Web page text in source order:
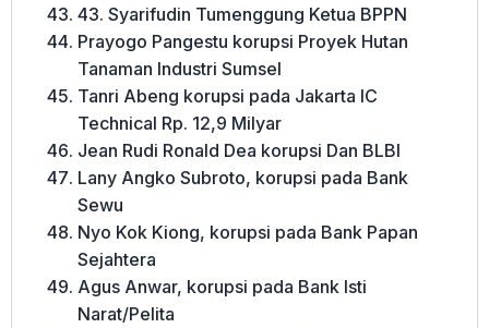
43. Syarifudin Tumenggung Ketua BPPN
Prayogo Pangestu korupsi Proyek Hutan
Tanaman Industri Sumsel
Tanri Abeng korupsi pada Jakarta IC
Technical Rp. 12,9 Milyar
Jean Rudi Ronald Dea korupsi Dan BLBI
Lany Angko Subroto, korupsi pada Bank
Sewu
Nyo Kok Kiong, korupsi pada Bank Papan
Sejahtera
Agus Anwar, korupsi pada Bank Isti
Narat/Pelita